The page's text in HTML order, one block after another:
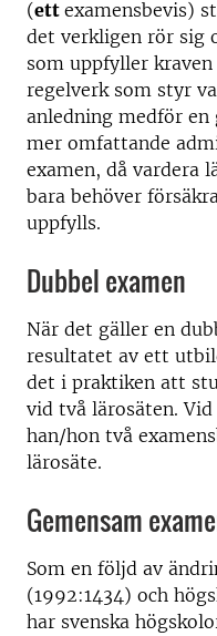
(ett examensbevis)
det verkligen rör sig
som uppfyller
regelverk som styr
anledning medför en
mer omfattande
examen, då vardera
bara behöver
uppfylls.
Dubbel examen
När det gäller en
resultatet av ett
det i praktiken att
vid två lärosäten.
han/hon två
lärosäte.
Gemensam
Som en följd av
(1992:1434) och
har svenska